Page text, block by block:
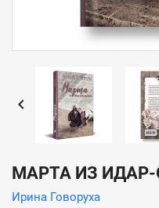

МАРТА ИЗ
Ирина Говоруха